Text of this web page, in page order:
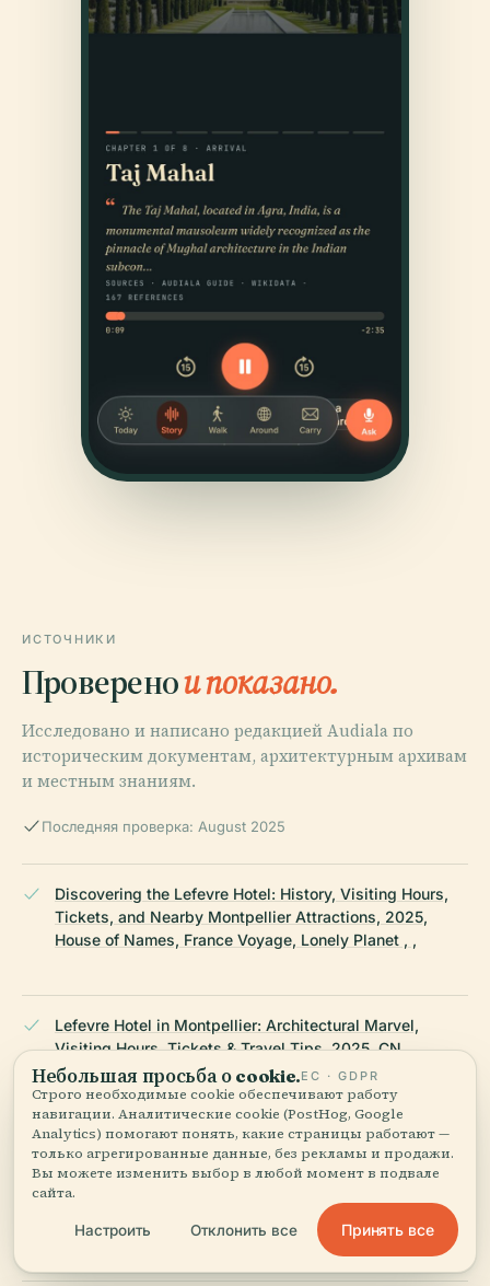
ИСТОЧНИКИ
Проверенои показано.
Исследовано и написано редакцией Audiala по
историческим документам, архитектурным архивам
и местным знаниям.
Последняя проверка: August 2025
Discovering the Lefevre Hotel: History, Visiting Hours,
Tickets, and Nearby Montpellier Attractions, 2025,
House of Names, France Voyage, Lonely Planet , ,
Lefevre Hotel in Montpellier: Architectural Marvel,
Visiting Hours, Tickets & Travel Tips, 2025, CN
Traveller, France Today, The Good Life France , ,
Visiting Hours, Tickets, and Guide to Lefevre Hotel –
Montpellier’s Historic Hôtel Particulier, 2025, POP:
Plateforme ouverte du patrimoine, Montpellier Tourist
Office, The Independent , ,
Небольшая просьба о cookie.ЕС · GDPR
Строго необходимые cookie обеспечивают работу
навигации. Аналитические cookie (PostHog, Google
Analytics) помогают понять, какие страницы работают —
только агрегированные данные, без рекламы и продажи.
Вы можете изменить выбор в любой момент в подвале
сайта.
Настроить Отклонить все Принять все